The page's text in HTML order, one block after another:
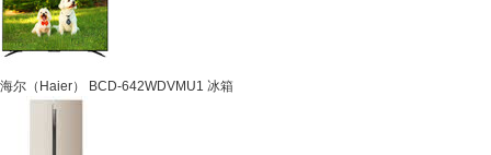
海尔（Haier） BCD-642WDVMU1 冰箱